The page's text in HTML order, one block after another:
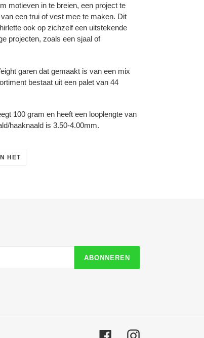
motieven in te breien, een project te
een trui of vest mee te maken. Dit
ook op zichzelf een uitstekende
projecten, zoals een sjaal of
garen dat gemaakt is van een mix
bestaat uit een palet van 44
100 gram en heeft een looplengte van
haaknaald is 3.50-4.00mm.
HETPINNEN
ABONNEREN
FacebookInstagram